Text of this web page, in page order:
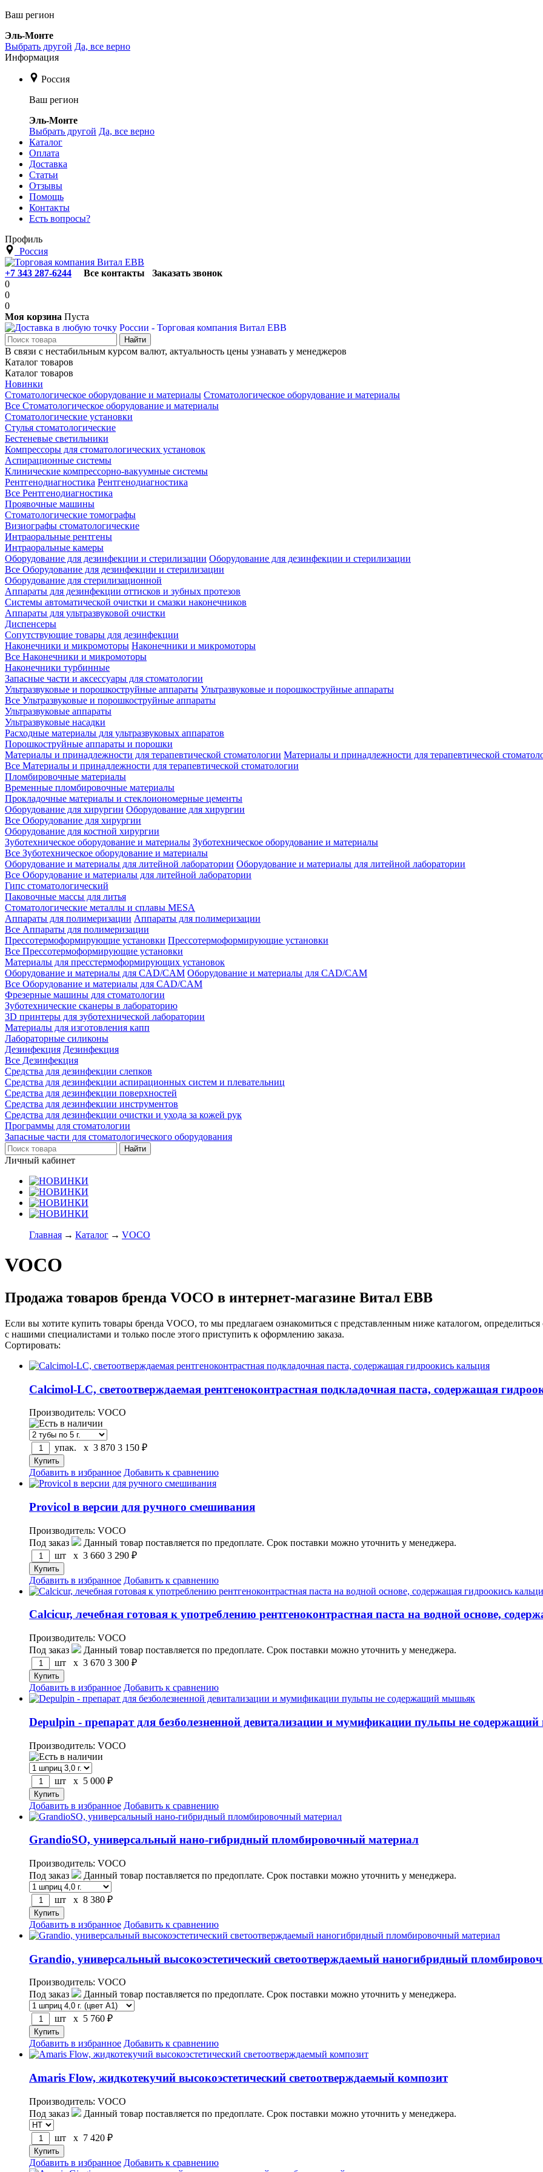
Ваш регион
Эль-Монте
Выбрать другой Да, все верно
Информация
Россия
Ваш регион
Эль-Монте
Выбрать другой Да, все верно
Каталог
Оплата
Доставка
Статьи
Отзывы
Помощь
Контакты
Есть вопросы?
Профиль
Россия
+7 343 287-6244 Все контакты
Заказать звонок
0
0
0
Моя корзина Пуста
В связи с нестабильным курсом валют, актуальность цены узнавать у менеджеров
Каталог товаров
Каталог товаров
Новинки
Стоматологическое оборудование и материалы Стоматологическое оборудование и материалы
Все Стоматологическое оборудование и материалы
Стоматологические установки
Стулья стоматологические
Бестеневые светильники
Компрессоры для стоматологических установок
Аспирационные системы
Клинические компрессорно-вакуумные системы
Рентгенодиагностика Рентгенодиагностика
Все Рентгенодиагностика
Проявочные машины
Стоматологические томографы
Визиографы стоматологические
Интраоральные рентгены
Интраоральные камеры
Оборудование для дезинфекции и стерилизации Оборудование для дезинфекции и стерилизации
Все Оборудование для дезинфекции и стерилизации
Оборудование для стерилизационной
Аппараты для дезинфекции оттисков и зубных протезов
Системы автоматической очистки и смазки наконечников
Аппараты для ультразвуковой очистки
Диспенсеры
Сопутствующие товары для дезинфекции
Наконечники и микромоторы Наконечники и микромоторы
Все Наконечники и микромоторы
Наконечники турбинные
Запасные части и аксессуары для стоматологии
Ультразвуковые и порошкоструйные аппараты Ультразвуковые и порошкоструйные аппараты
Все Ультразвуковые и порошкоструйные аппараты
Ультразвуковые аппараты
Ультразвуковые насадки
Расходные материалы для ультразвуковых аппаратов
Порошкоструйные аппараты и порошки
Материалы и принадлежности для терапевтической стоматологии Материалы и принадлежности для терапевтической
Все Материалы и принадлежности для терапевтической стоматологии
Пломбировочные материалы
Временные пломбировочные материалы
Прокладочные материалы и стеклоиономерные цементы
Оборудование для хирургии Оборудование для хирургии
Все Оборудование для хирургии
Оборудование для костной хирургии
Зуботехническое оборудование и материалы Зуботехническое оборудование и материалы
Все Зуботехническое оборудование и материалы
Оборудование и материалы для литейной лаборатории Оборудование и материалы для литейной лаборатории
Все Оборудование и материалы для литейной лаборатории
Гипс стоматологический
Паковочные массы для литья
Стоматологические металлы и сплавы MESA
Аппараты для полимеризации Аппараты для полимеризации
Все Аппараты для полимеризации
Прессотермоформирующие установки Прессотермоформирующие установки
Все Прессотермоформирующие установки
Материалы для пресстермоформирующих установок
Оборудование и материалы для CAD/CAM Оборудование и материалы для CAD/CAM
Все Оборудование и материалы для CAD/CAM
Фрезерные машины для стоматологии
Зуботехнические сканеры в лабораторию
3D принтеры для зуботехнической лаборатории
Материалы для изготовления капп
Лабораторные силиконы
Дезинфекция Дезинфекция
Все Дезинфекция
Средства для дезинфекции слепков
Средства для дезинфекции аспирационных систем и плевательниц
Средства для дезинфекции поверхностей
Средства для дезинфекции инструментов
Средства для дезинфекции очистки и ухода за кожей рук
Программы для стоматологии
Запасные части для стоматологического оборудования
Личный кабинет
Главная → Каталог → VOCO
VOCO
Продажа товаров бренда VOCO в интернет-магазине Витал ЕВВ
Если вы хотите купить товары бренда VOCO, то мы предлагаем ознакомиться с представленным ниже каталогом,
с нашими специалистами и только после этого приступить к оформлению заказа.
Сортировать:
Calcimol-LC, светоотверждаемая рентгеноконтрастная подкладочная паста, содержащая
Производитель: VOCO
упак. x 3 870 3 150 ₽
Добавить в избранное Добавить к сравнению
Provicol в версии для ручного смешивания
Производитель: VOCO
Под заказ
Данный товар поставляется по предоплате. Срок поставки можно уточнить у менеджера.
шт x 3 660 3 290 ₽
Добавить в избранное Добавить к сравнению
Calcicur, лечебная готовая к употреблению рентгеноконтрастная паста на водной основе,
Производитель: VOCO
Под заказ
Данный товар поставляется по предоплате. Срок поставки можно уточнить у менеджера.
шт x 3 670 3 300 ₽
Добавить в избранное Добавить к сравнению
Depulpin - препарат для безболезненной девитализации и мумификации пульпы не
Производитель: VOCO
шт x 5 000 ₽
Добавить в избранное Добавить к сравнению
GrandioSO, универсальный нано-гибридный пломбировочный материал
Производитель: VOCO
Под заказ
Данный товар поставляется по предоплате. Срок поставки можно уточнить у менеджера.
шт x 8 380 ₽
Добавить в избранное Добавить к сравнению
Grandio, универсальный высокоэстетический светоотверждаемый наногибридный
Производитель: VOCO
Под заказ
Данный товар поставляется по предоплате. Срок поставки можно уточнить у менеджера.
шт x 5 760 ₽
Добавить в избранное Добавить к сравнению
Amaris Flow, жидкотекучий высокоэстетический светоотверждаемый композит
Производитель: VOCO
Под заказ
Данный товар поставляется по предоплате. Срок поставки можно уточнить у менеджера.
шт x 7 420 ₽
Добавить в избранное Добавить к сравнению